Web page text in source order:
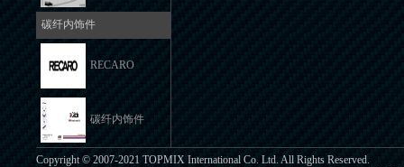
碳纤内饰件
RECARO
碳纤内饰件
Copyright © 2007-2021 TOPMIX International Co. Ltd. All Rights Reserved.